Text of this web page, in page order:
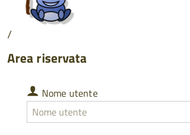
/
Area riservata
Nome
utente
Nome utente